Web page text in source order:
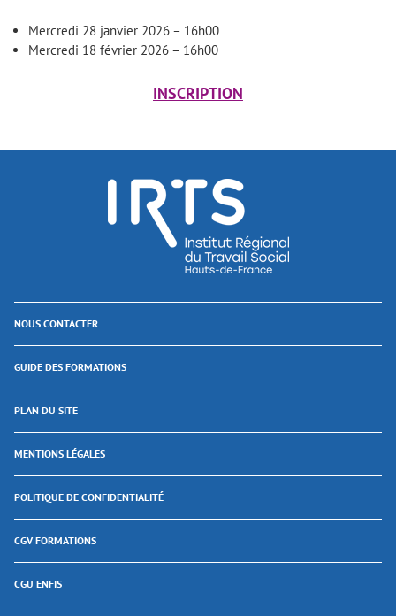
Mercredi 28 janvier 2026 – 16h00
Mercredi 18 février 2026 – 16h00
INSCRIPTION
NOUS CONTACTER
GUIDE DES FORMATIONS
PLAN DU SITE
MENTIONS LÉGALES
POLITIQUE DE CONFIDENTIALITÉ
CGV FORMATIONS
CGU ENFIS